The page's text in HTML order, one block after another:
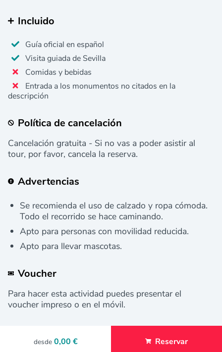
Incluido
Guía oficial en español
Visita guiada de Sevilla
Comidas y bebidas
Entrada a los monumentos no citados en la
descripción
Política de cancelación
Cancelación gratuita - Si no vas a poder asistir al
tour, por favor, cancela la reserva.
Advertencias
Se recomienda el uso de calzado y ropa cómoda.
Todo el recorrido se hace caminando.
Apto para personas con movilidad reducida.
Apto para llevar mascotas.
Voucher
Para hacer esta actividad puedes presentar el
voucher impreso o en el móvil.
desde 0,00 € Reservar